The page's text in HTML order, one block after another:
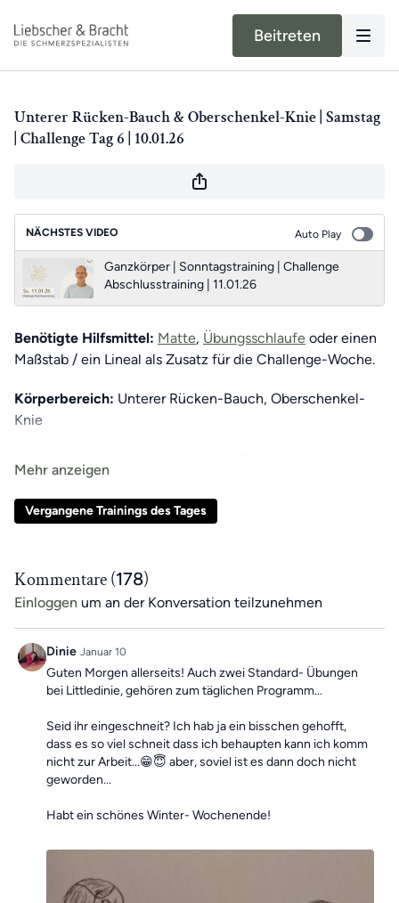
Beitreten
Unterer Rücken-Bauch & Oberschenkel-Knie | Samstag
| Challenge Tag 6 | 10.01.26
NÄCHSTES VIDEO Auto Play
Ganzkörper | Sonntagstraining | Challenge
Abschlusstraining | 11.01.26
Benötigte Hilfsmittel: Matte, Übungsschlaufe oder einen
Maßstab / ein Lineal als Zusatz für die Challenge-Woche.
Körperbereich: Unterer Rücken-Bauch, Oberschenkel-
Knie
einschränken. Dadurch können in Muskeln und
Fasziengewebe Verkürzungen auftreten, die Schmerzen
verursachen können. Unser exklusives Training des Tages
Jeden Tagerwartet dich ein7-minütiges Übungsvideo
mit Roland. AlsWochen-Highlightgibt essonntags ein
30-minütiges Training
Die Übungen kombinieren Elemente eines
und können dir dabei helfen, deineBeweglichkeit zu
verbessernundBeschwerden aktiv entgegenzuwirken.
Mach dir keine Sorgen, falls du mal einen Tag verpasst,
denn die Übungseinheiten sind unabhängig voneinander.
findest du jederzeitalle vergangen Einheiten.
Vergangene Trainings des Tages
Kommentare (178)
Einloggen um an der Konversation teilzunehmen
Dinie Januar 10
Guten Morgen allerseits! Auch zwei Standard- Übungen
bei Littledinie, gehören zum täglichen Programm...
Seid ihr eingeschneit? Ich hab ja ein bisschen gehofft,
dass es so viel schneit dass ich behaupten kann ich komm
nicht zur Arbeit...😁😇 aber, soviel ist es dann doch nicht
geworden...
Habt ein schönes Winter- Wochenende!